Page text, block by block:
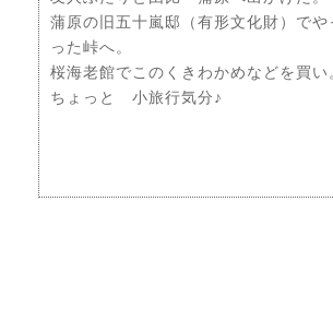
蒲原の旧五十嵐邸（有形文化財）で
った峠へ。
桜海老館でこのくきわかめなどを買い
ちょっと 小旅行気分♪